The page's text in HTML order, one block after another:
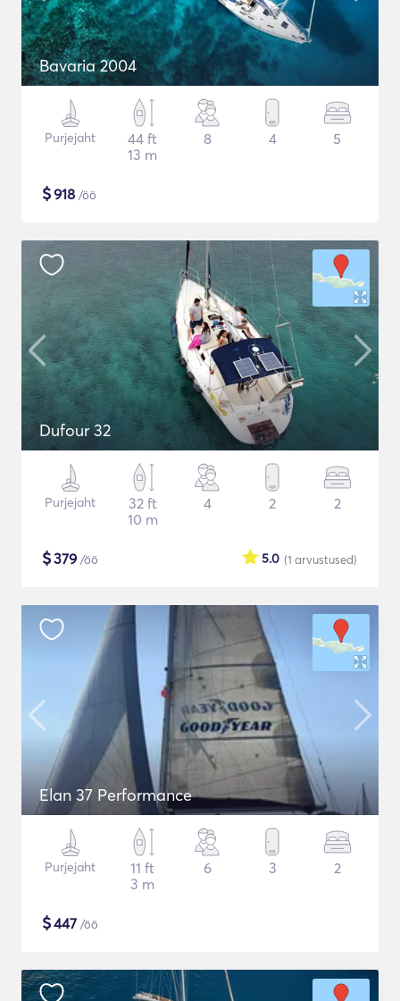
Bavaria 2004
Purjejaht
44 ft
13 m
8 4 5
$918 /öö
Dufour 32
Purjejaht
32 ft
10 m
4 2 2
$379 /öö (1 arvustused)
5.0
Elan 37 Performance
Purjejaht
11 ft
3 m
6 3 2
$447 /öö